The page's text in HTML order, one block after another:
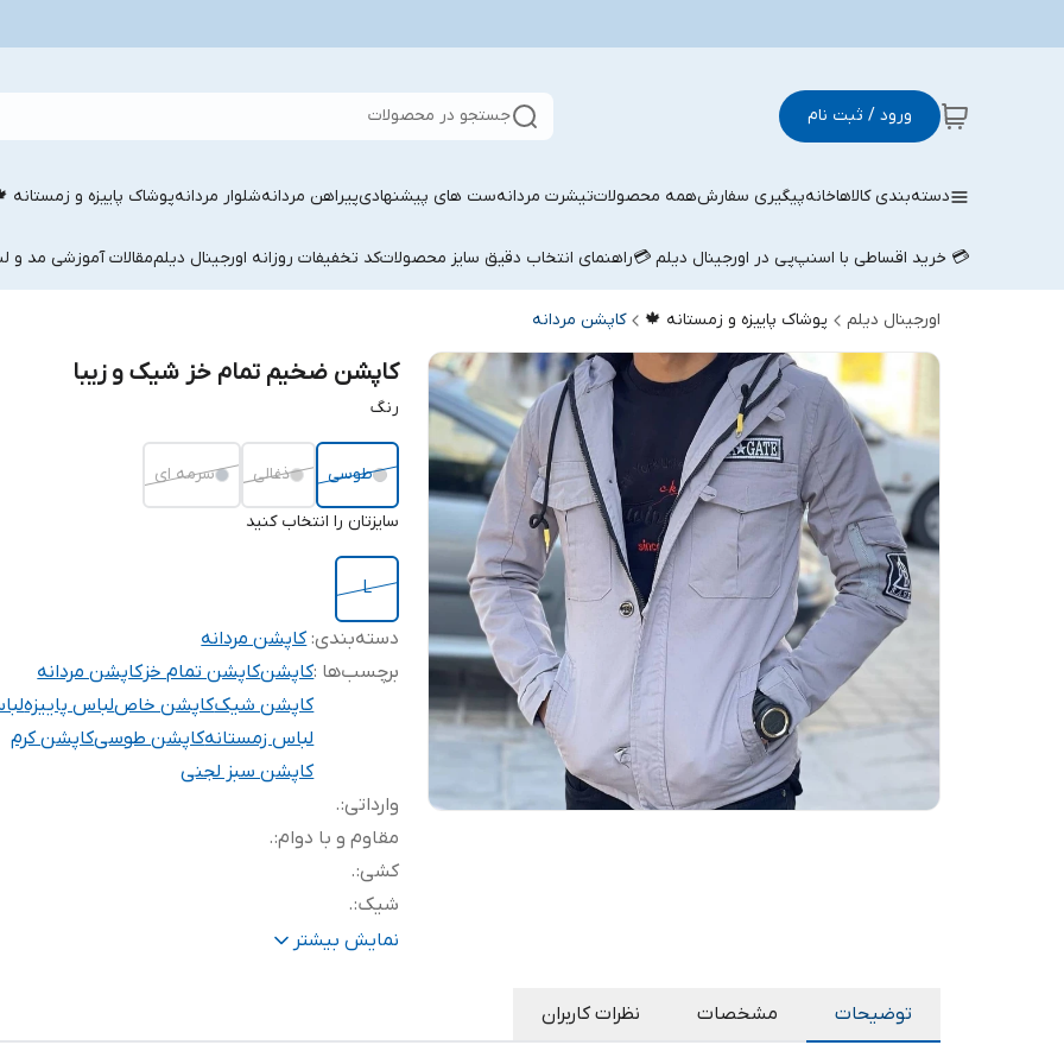
ورود / ثبت نام جستجو در محصولات
دسته‌بندی کالاهاخانهپیگیری سفارشهمه محصولاتتیشرت مردانهست های پیشنهادیپیراهن مردانهشلوار مردانهپوشاک پاییزه و زمستانه
💳 خرید اقساطی با اسنپ‌پی در اورجینال دیلم 💳راهنمای انتخاب دقیق سایز محصولاتکد تخفیفات روزانه اورجینال دیلممقالات آموزشی مد و
اورجینال دیلم پوشاک پاییزه و زمستانه 🍁 کاپشن مردانه
کاپشن ضخیم تمام خز شیک و زیبا
رنگ
طوسی ذغالی سرمه ای
سایزتان را انتخاب کنید
L
دسته‌بندی:کاپشن مردانه
برچسب‌ها :کاپشنکاپشن تمام خزکاپشن مردانه
کاپشن شیککاپشن خاصلباس پاییزه
لباس زمستانهکاپشن طوسیکاپشن کرم
کاپشن سبز لجنی
وارداتی:
.
مقاوم و با دوام:
.
کشی:
.
شیک:
.
زمستانه:
.
جنس کتان:
.
نمایش بیشتر
توضیحات مشخصات نظرات کاربران